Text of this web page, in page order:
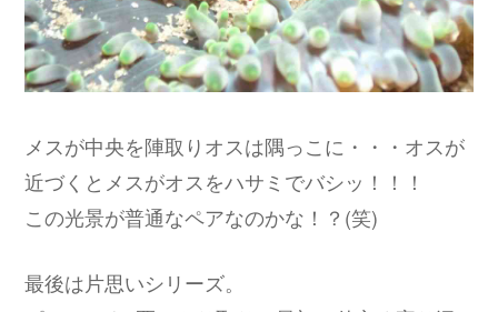
メスが中央を陣取りオスは隅っこに・・・オスが
近づくとメスがオスをハサミでバシッ！！！
この光景が普通なペアなのかな！？(笑)
最後は片思いシリーズ。